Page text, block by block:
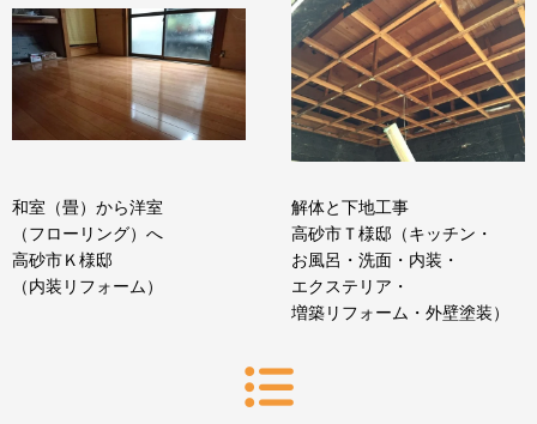
和室（畳）から洋室
（フローリング）へ
高砂市Ｋ様邸
（内装リフォーム）
解体と下地工事
高砂市Ｔ様邸（キッチン・
お風呂・洗面・内装・
エクステリア・
増築リフォーム・外壁塗装）